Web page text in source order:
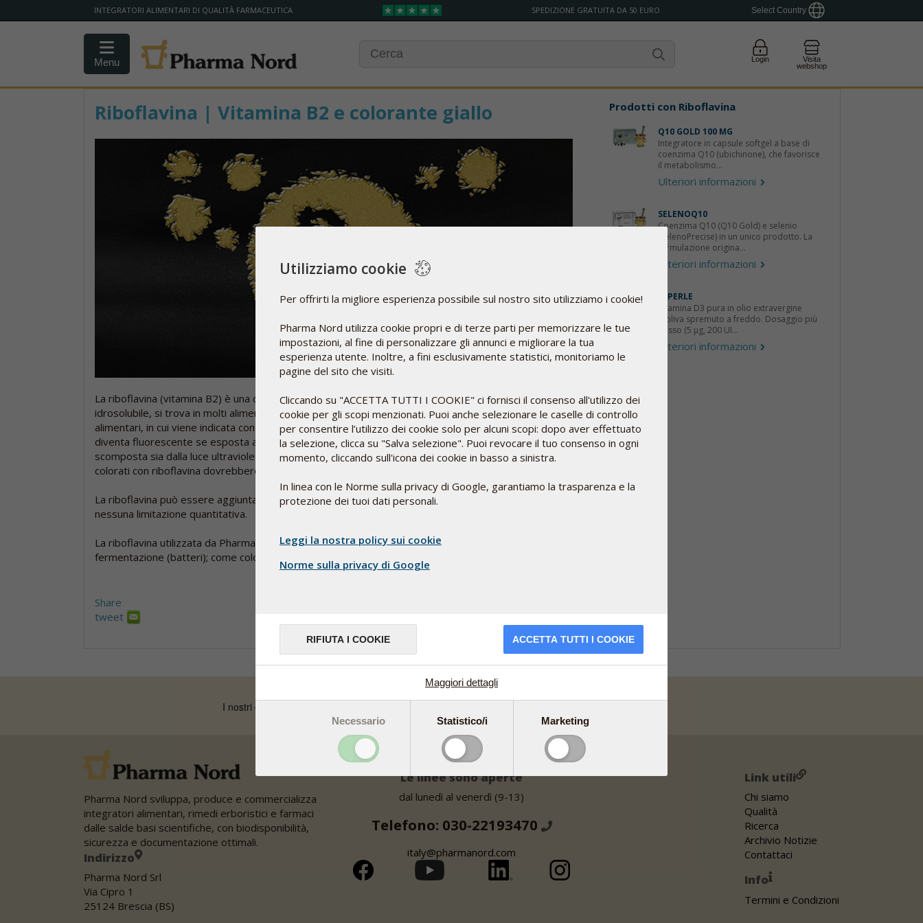
INTEGRATORI ALIMENTARI DI QUALITÀ FARMACEUTICA SPEDIZIONE GRATUITA DA 50 EURO Select Country
Menu Login
Visita
webshop
Riboflavina | Vitamina B2 e colorante giallo
La riboflavina (vitamina B2) è una delle vitamine del gruppo B. In natura, la riboflavina, che è
idrosolubile, si trova in molti alimenti, ma viene anche utilizzata come colorante negli integratori
alimentari, in cui viene indicata con la sigla E101. La riboflavina ha un caratteristico colore giallo e
diventa fluorescente se esposta alla luce ultravioletta. Tuttavia, la molecola della riboflavina viene
scomposta sia dalla luce ultravioletta che da quella visibile, motivo per cui gli integratori alimentari
colorati con riboflavina dovrebbero essere protetti dalla luce esterna.
La riboflavina può essere aggiunta a tutti gli alimenti che possono contenere coloranti, senza
nessuna limitazione quantitativa.
La riboflavina utilizzata da Pharma Nord, di origine naturale, viene prodotta tramite un processo di
fermentazione (batteri); come colorante, viene utilizzata per differenziare le compresse simili.
Share
tweet
Prodotti con Riboflavina
Q10 GOLD 100 MG
Integratore in capsule softgel a base di
coenzima Q10 (ubichinone), che favorisce
il metabolismo...
Ulteriori informazioni
SELENOQ10
Coenzima Q10 (Q10 Gold) e selenio
(SelenoPrecise) in un unico prodotto. La
formulazione origina...
Ulteriori informazioni
D-PERLE
Vitamina D3 pura in olio extravergine
d'oliva spremuto a freddo. Dosaggio più
basso (5 µg, 200 UI...
Ulteriori informazioni
Pharma Nord sviluppa, produce e commercializza
integratori alimentari, rimedi erboristici e farmaci
dalle salde basi scientifiche, con biodisponibilità,
sicurezza e documentazione ottimali.
Indirizzo
Pharma Nord Srl
Via Cipro 1
25124 Brescia (BS)
Le linee sono aperte
dal lunedì al venerdì (9-13)
Telefono: 030-22193470
italy@pharmanord.com
Link utili
Chi siamo
Qualità
Ricerca
Archivio Notizie
Contattaci
Info
Termini e Condizioni
Utilizziamo cookie
Per offrirti la migliore esperienza possibile sul nostro sito utilizziamo i cookie!
Pharma Nord utilizza cookie propri e di terze parti per memorizzare le tue
impostazioni, al fine di personalizzare gli annunci e migliorare la tua
esperienza utente. Inoltre, a fini esclusivamente statistici, monitoriamo le
pagine del sito che visiti.
Cliccando su "ACCETTA TUTTI I COOKIE" ci fornisci il consenso all'utilizzo dei
cookie per gli scopi menzionati. Puoi anche selezionare le caselle di controllo
per consentire l’utilizzo dei cookie solo per alcuni scopi: dopo aver effettuato
la selezione, clicca su "Salva selezione". Puoi revocare il tuo consenso in ogni
momento, cliccando sull'icona dei cookie in basso a sinistra.
In linea con le Norme sulla privacy di Google, garantiamo la trasparenza e la
protezione dei tuoi dati personali.
Leggi la nostra policy sui cookie
Norme sulla privacy di Google
RIFIUTA I COOKIE ACCETTA TUTTI I COOKIE
Maggiori dettagli
Necessario Statistico/i Marketing